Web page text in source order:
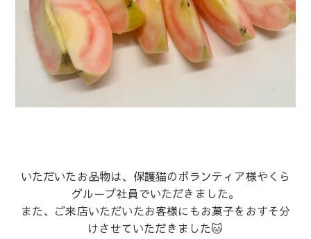
いただいたお品物は、保護猫のボランティア様やくら
グループ社員でいただきました。
また、ご来店いただいたお客様にもお菓子をおすそ分
けさせていただきました🐱